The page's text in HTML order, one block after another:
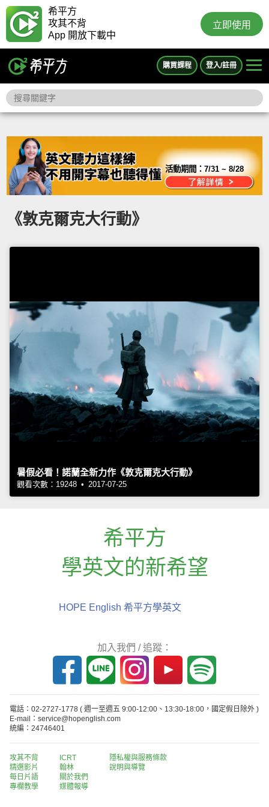
希平方
攻其不背
App 開放下載中
立即使用
購買課程 登入/註冊
活動期間：7/31 ~ 8/28
《敦克爾克大行動》
暑假必看！諾蘭全新力作《敦克爾克大行動》
觀看次數：19248 • 2017-07-25
希平方
學英文的新希望
HOPE English 希平方學英文
加入我們 / 追蹤：
電話：02-2727-1778 ( 週一至週五 9:00-12:00、13:30-18:00，國定假日除外 )
E-mail：service@hopenglish.com
統編：24746401
攻其不背
精選影片
每日片語
專欄教學
ICRT
翰林
關於我們
媒體報導
隱私權與服務條款
說明與導覽